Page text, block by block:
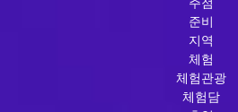
준비
지역
체험
체험관광
체험담